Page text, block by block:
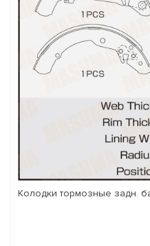
Колодки тормозные задн.